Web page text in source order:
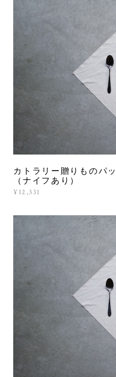
カトラリー贈りものパ
（ナイフあり）
¥12,331